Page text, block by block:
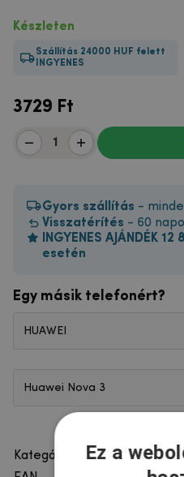
Készleten
Szállítás 24000 HUF felett
INGYENES
3729 Ft
Gyors szállítás -
Visszatérítés - 60
INGYENES AJÁNDÉK
esetén
Egy másik telefonért?
HUAWEI
Huawei Nova 3
Kategória
Ez a